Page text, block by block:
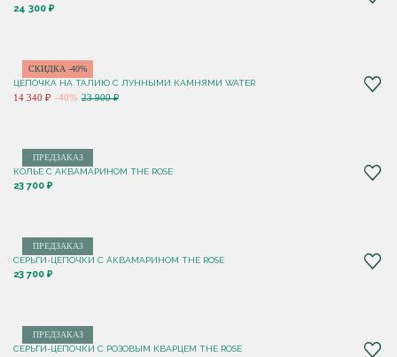
24 300 ₽
СКИДКА -40%
ЦЕПОЧКА НА ТАЛИЮ С ЛУННЫМИ КАМНЯМИ WATER
14 340 ₽ -40% 23 900 ₽
ПРЕДЗАКАЗ
КОЛЬЕ С АКВАМАРИНОМ THE ROSE
23 700 ₽
ПРЕДЗАКАЗ
СЕРЬГИ-ЦЕПОЧКИ С АКВАМАРИНОМ THE ROSE
23 700 ₽
ПРЕДЗАКАЗ
СЕРЬГИ-ЦЕПОЧКИ С РОЗОВЫМ КВАРЦЕМ THE ROSE